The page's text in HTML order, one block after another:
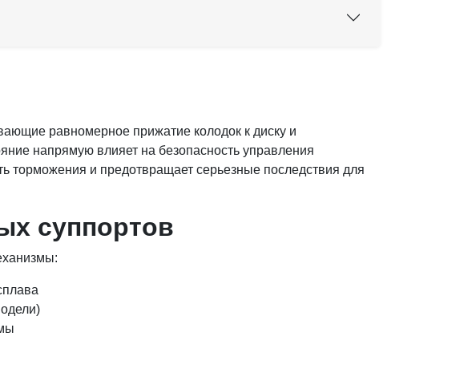
равномерное прижатие колодок к диску и
напрямую влияет на безопасность управления
торможения и предотвращает серьезные последствия для
суппортов